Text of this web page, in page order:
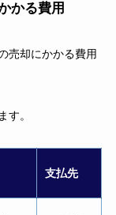
かる費用
売却にかかる費用
す。
支払先